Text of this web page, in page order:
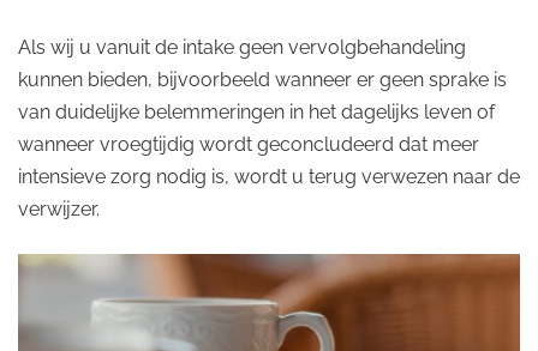
Als wij u vanuit de intake geen vervolgbehandeling
kunnen bieden, bijvoorbeeld wanneer er geen sprake is
van duidelijke belemmeringen in het dagelijks leven of
wanneer vroegtijdig wordt geconcludeerd dat meer
intensieve zorg nodig is, wordt u terug verwezen naar de
verwijzer.